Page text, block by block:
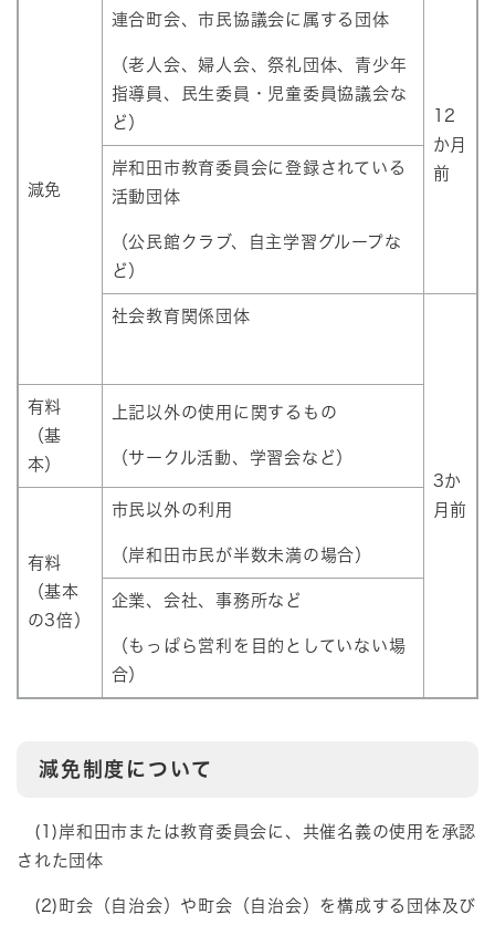
減免
連合町会、市民協議会に属する団体
（老人会、婦人会、祭礼団体、青少年
指導員、民生委員・児童委員協議会な
ど）
12
か月
前
岸和田市教育委員会に登録されている
活動団体
（公民館クラブ、自主学習グループな
ど）
社会教育関係団体
3か
月前
有料
（基
本）
上記以外の使用に関するもの
（サークル活動、学習会など）
有料
（基本
の3倍）
市民以外の利用
（岸和田市民が半数未満の場合）
企業、会社、事務所など
（もっぱら営利を目的としていない場
合）
減免制度について
(1)岸和田市または教育委員会に、共催名義の使用を承認
された団体
(2)町会（自治会）や町会（自治会）を構成する団体及び